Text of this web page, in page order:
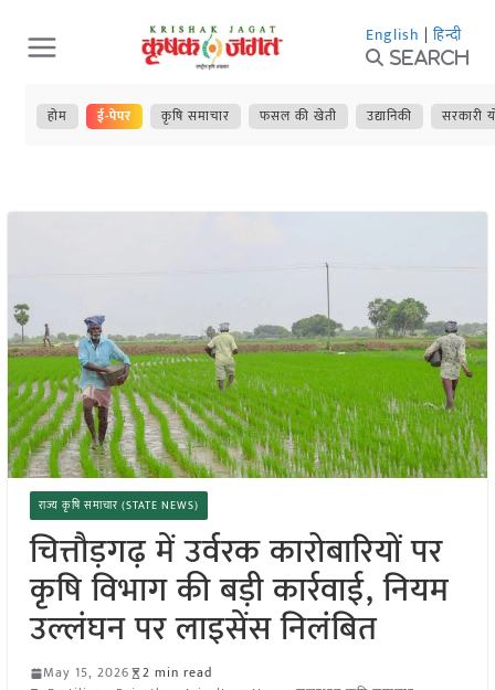
Skip
to
content
English | हिन्दी
Search
होम ई-पेपर कृषि समाचार फसल की खेती उद्यानिकी सरकारी
राज्य कृषि समाचार (STATE NEWS)
चित्तौड़गढ़ में उर्वरक कारोबारियों पर
कृषि विभाग की बड़ी कार्रवाई, नियम
उल्लंघन पर लाइसेंस निलंबित
May 15, 2026
2 min read